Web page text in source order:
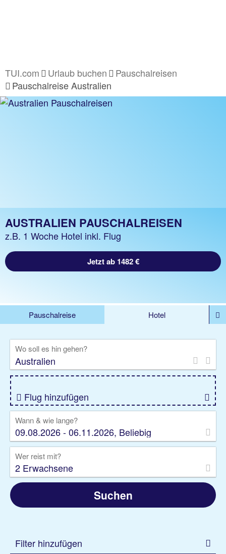
TUI.com Urlaub buchen
Pauschalreisen
Pauschalreise Australien
AUSTRALIEN PAUSCHALREISEN
z.B. 1 Woche Hotel inkl. Flug
Jetzt ab 1482 €
Pauschalreise
Hotel
Kreuzfahrten
Rundreisen
Privattransfer
Zusatzleistungen
Wo soll es hin gehen?
Flug hinzufügen
Wann & wie lange?
09.08.2026 - 06.11.2026, Beliebig
Wer reist mit?
2 Erwachsene
Suchen
Filter hinzufügen